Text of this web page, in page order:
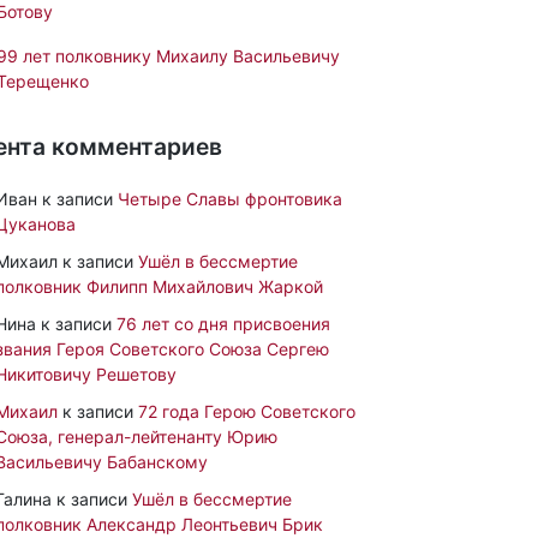
лет полковнику Михаилу Васильевичу
комментариев
к записи Четыре Славы фронтовика
к записи Ушёл в бессмертие
Филипп Михайлович Жаркой
к записи 76 лет со дня присвоения
Героя Советского Союза Сергею
Решетову
к записи 72 года Герою Советского
генерал-лейтенанту Юрию
Бабанскому
к записи Ушёл в бессмертие
Александр Леонтьевич Брик